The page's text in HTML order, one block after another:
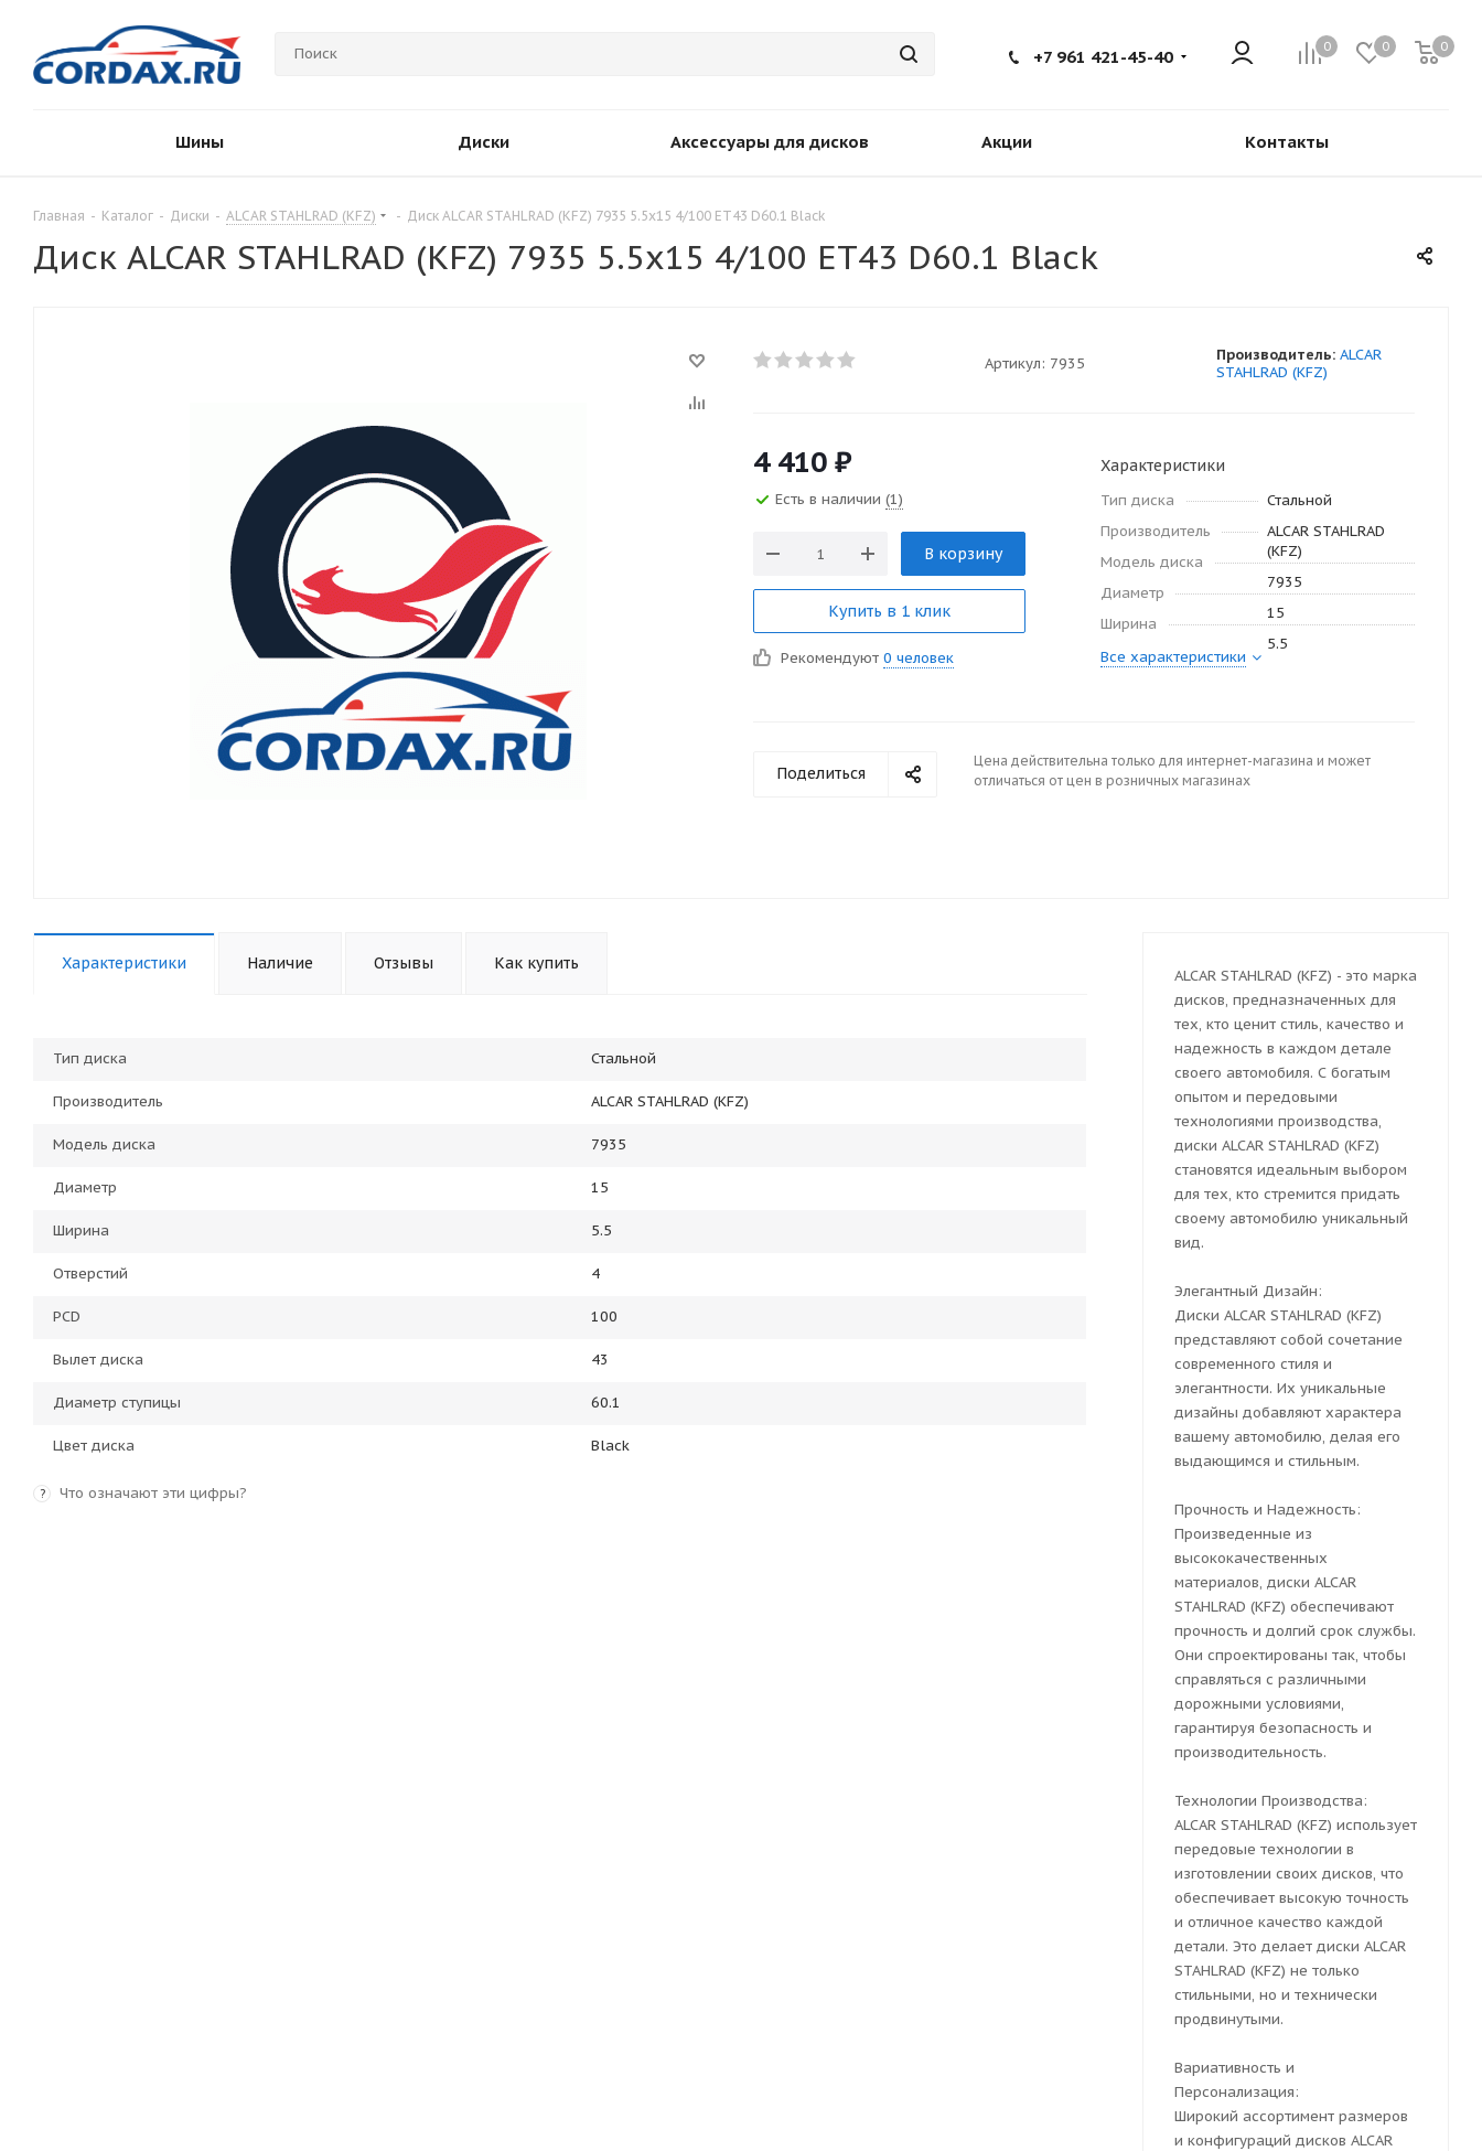
0 0 0
+7 961 421-45-40
Шины Диски Аксессуары для дисков Акции Контакты
Главная - Каталог - Диски - ALCAR STAHLRAD (KFZ) - Диск ALCAR STAHLRAD (KFZ) 7935 5.5x15 4/100 ET43 D60.1 Black
Диск ALCAR STAHLRAD (KFZ) 7935 5.5x15 4/100 ET43 D60.1 Black
Артикул: 7935 Производитель: ALCAR
STAHLRAD (KFZ)
4 410 ₽
Есть в наличии (1)
В корзину
Купить в 1 клик
Рекомендуют 0 человек
Характеристики
Тип диска
Стальной
Производитель
ALCAR STAHLRAD
(KFZ)
Модель диска
7935
Диаметр
15
Ширина
5.5
Все характеристики
Поделиться
Цена действительна только для интернет-магазина и может
отличаться от цен в розничных магазинах
Характеристики Наличие Отзывы Как купить
Тип диска Стальной
Производитель ALCAR STAHLRAD (KFZ)
Модель диска 7935
Диаметр 15
Ширина 5.5
Отверстий 4
PCD 100
Вылет диска 43
Диаметр ступицы 60.1
Цвет диска Black
? Что означают эти цифры?
ALCAR STAHLRAD (KFZ) - это марка
дисков, предназначенных для
тех, кто ценит стиль, качество и
надежность в каждом детале
своего автомобиля. С богатым
опытом и передовыми
технологиями производства,
диски ALCAR STAHLRAD (KFZ)
становятся идеальным выбором
для тех, кто стремится придать
своему автомобилю уникальный
вид.
Элегантный Дизайн:
Диски ALCAR STAHLRAD (KFZ)
представляют собой сочетание
современного стиля и
элегантности. Их уникальные
дизайны добавляют характера
вашему автомобилю, делая его
выдающимся и стильным.
Прочность и Надежность:
Произведенные из
высококачественных
материалов, диски ALCAR
STAHLRAD (KFZ) обеспечивают
прочность и долгий срок службы.
Они спроектированы так, чтобы
справляться с различными
дорожными условиями,
гарантируя безопасность и
производительность.
Технологии Производства:
ALCAR STAHLRAD (KFZ) использует
передовые технологии в
изготовлении своих дисков, что
обеспечивает высокую точность
и отличное качество каждой
детали. Это делает диски ALCAR
STAHLRAD (KFZ) не только
стильными, но и технически
продвинутыми.
Вариативность и
Персонализация:
Широкий ассортимент размеров
и конфигураций дисков ALCAR